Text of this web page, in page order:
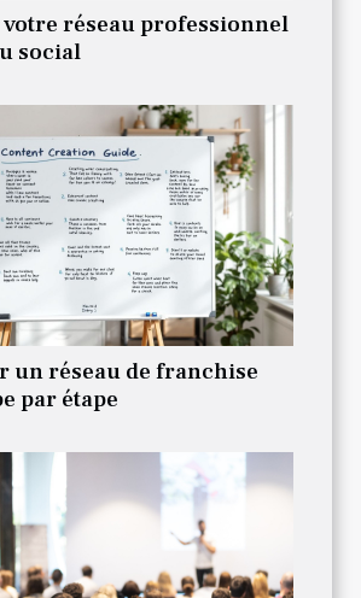
réseau professionnel
social
un réseau de franchise
par étape